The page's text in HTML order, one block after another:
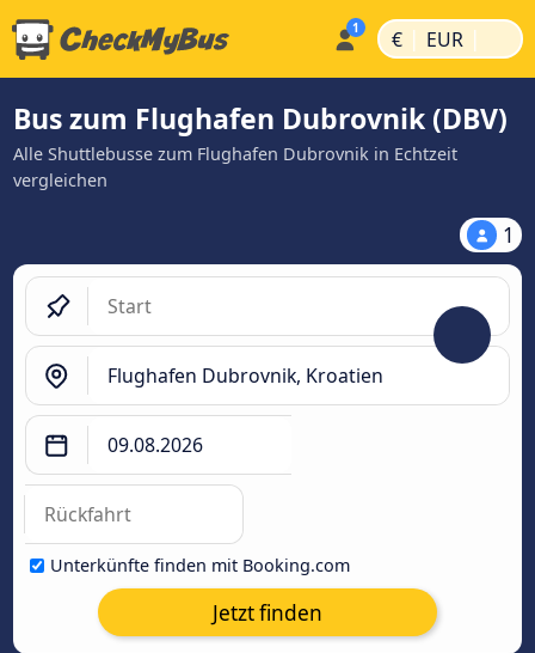
€ | EUR |
Bus zum Flughafen Dubrovnik (DBV)
Alle Shuttlebusse zum Flughafen Dubrovnik in Echtzeit
vergleichen
1
Unterkünfte finden mit Booking.com
Jetzt finden